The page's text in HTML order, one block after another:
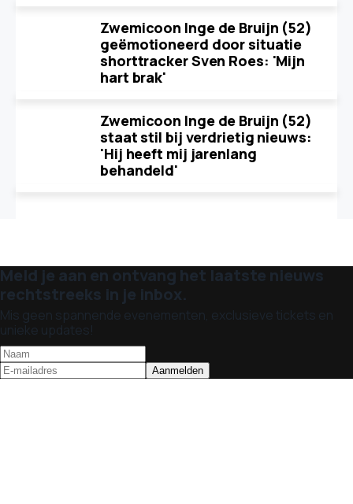
Zwemicoon Inge de Bruijn (52)
geëmotioneerd door situatie
shorttracker Sven Roes: 'Mijn
hart brak'
Zwemicoon Inge de Bruijn (52)
staat stil bij verdrietig nieuws:
'Hij heeft mij jarenlang
behandeld'
Meld je aan en ontvang het laatste nieuws
rechtstreeks in je inbox.
Mis geen spannende evenementen, exclusieve tickets en
unieke updates!